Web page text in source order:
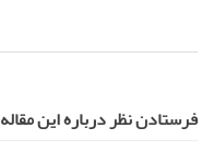
فرستادن نظر درباره این مقاله